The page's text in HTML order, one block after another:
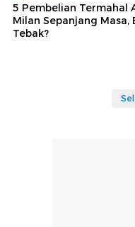
5 Pembelian Termahal
Milan Sepanjang Masa,
Tebak?